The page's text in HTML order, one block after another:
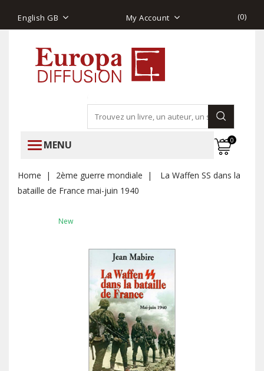
English GB My Account (0)
MENU 0
Home 2ème guerre mondiale
La Waffen SS dans la
bataille de France mai-juin 1940
New